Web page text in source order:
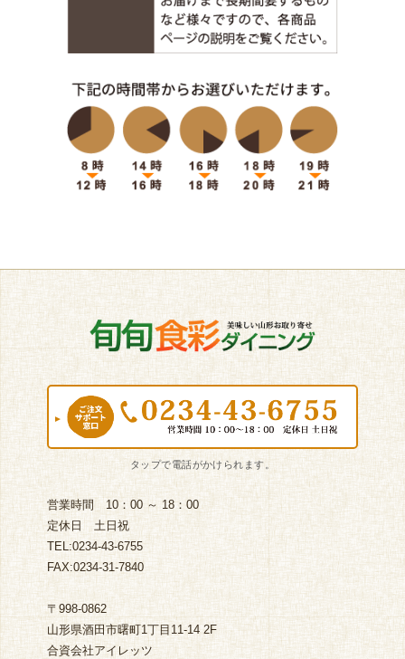
営業時間 10：00 ～ 18：00
定休日 土日祝
TEL:0234-43-6755
FAX:0234-31-7840
〒998-0862
山形県酒田市曙町1丁目11-14 2F
合資会社アイレッツ